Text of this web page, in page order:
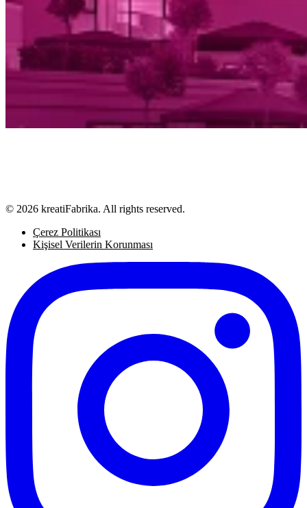
© 2026 kreatiFabrika. All rights reserved.
Çerez Politikası
Kişisel Verilerin Korunması